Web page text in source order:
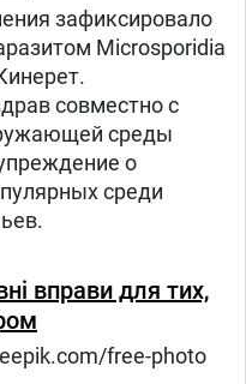
зафиксировало
Microsporidia
совместно с
среды
о
среди
вправи для тих,
free-photo